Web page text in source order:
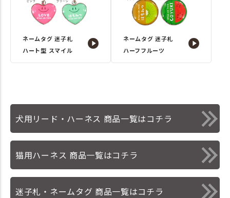
ネームタグ 迷子札
ハート型 スマイル
ネームタグ 迷子札
ハーフフルーツ
犬用リード・ハーネス 商品一覧はコチラ
猫用ハーネス 商品一覧はコチラ
迷子札・ネームタグ 商品一覧はコチラ